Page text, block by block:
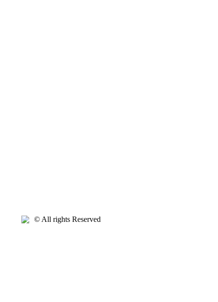
© All rights Reserved